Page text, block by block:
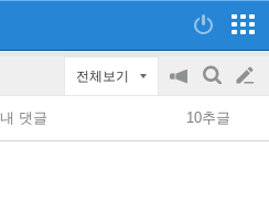
전체보기
공
지
on/off
검
색
글
쓰
내 댓글 10추글